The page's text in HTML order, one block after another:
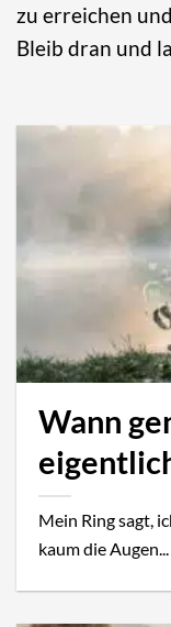
zu erreichen
Bleib dran und
Wann
Mein Ring sagt,
kaum die Augen...